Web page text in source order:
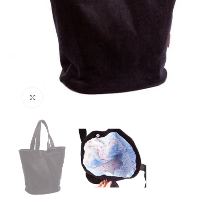
Натисніть, щоб збільшити